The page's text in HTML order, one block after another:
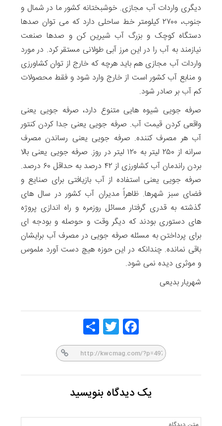
دیگری واردات آب مجازی. خوشبختانه کشور ما در شمال و
جنوب، ۲۷۰۰ کیلومتر خط ساحلی دارد که می توان صدها
دستگاه کوچک و بزرگ آب شیرین کن و صدها صنعت
نیازمند به آب را در این مرز آبی طولانی مستقر کرد. در مورد
واردات آب مجازی هم باید هرچه که خارج از توان کشاورزی
و منابع آب کشور است از خارج وارد شود و فقط محصولات
کم آب بر صادر شود.
صرفه جویی شیوه هایی متنوع دارد، صرفه جویی یعنی
واقعی کردن قیمت آب. صرفه جویی یعنی جدا کردن کنتور
آب هر مصرف کننده. صرفه جویی یعنی رساندن مصرف
سرانه از ۲۵۰ لیتر به ۱۲۰ لیتر در روز. صرفه جویی یعنی بالا
بردن راندمان آب کشاورزی از ۴۲ درصد به حداقل ۶۰ درصد.
صرفه جویی یعنی استفاده از آب بازیافتی برای صنایع و
فضای سبز شهرها. ظاهراً مدیران آب کشور در سال های
گذشته به قدری گرفتار مسائل روزمره و راه اندازی پروژه
های دستوری بودند که دیگر وقت و حوصله و بودجه ای
برای پرداختن به مسئله صرفه جویی در مصرف آب برایشان
باقی نمانده. چندانکه در این حوزه هیچ دست آورد ملموس
و موثری دیده نمی شود.
شهریار بدیعی
Face
book
Twitt
er
یک دیدگاه بنویسید